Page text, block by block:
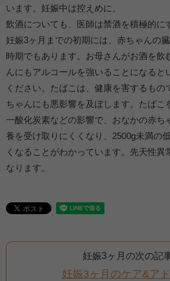
います。妊娠中は控えめに。
飲酒についても、医師は禁酒を積極的に
妊娠3ヶ月までの初期には、赤ちゃんの
時期でもあります。お母さんがお酒を飲
んにもアルコールを強いることになると
ください。たばこは、健康を害するもの
ちゃんにも悪影響を及ぼします。たばこ
一酸化炭素などの影響で、おなかの赤ち
養を受け取りにくくなり、2500g未満の
くなることがわかっています。先天性異
なります。
妊娠3ヶ月の次の記
妊娠3ヶ月のケア&ア